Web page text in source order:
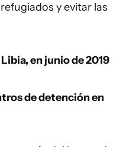
y evitar las
en junio de 2019
de detención en